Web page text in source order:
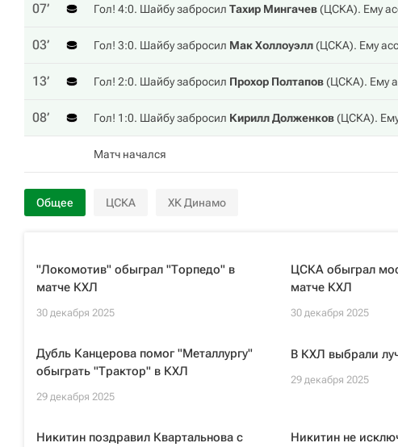
07‎’‎ Гол! 4:0. Шайбу забросил Тахир Мингачев(ЦСКА). Ему
03‎’‎ Гол! 3:0. Шайбу забросил Мак Холлоуэлл(ЦСКА). Ему
13‎’‎ Гол! 2:0. Шайбу забросил Прохор Полтапов(ЦСКА). Ему
08‎’‎ Гол! 1:0. Шайбу забросил Кирилл Долженков(ЦСКА).
Матч начался
Общее ЦСКА ХК Динамо
"Локомотив" обыграл "Торпедо" в
матче КХЛ
30 декабря 2025
ЦСКА обыграл
матче КХЛ
30 декабря 2025
Дубль Канцерова помог "Металлургу"
обыграть "Трактор" в КХЛ
29 декабря 2025
В КХЛ выбрали
29 декабря 2025
Никитин поздравил Квартальнова с
Никитин не